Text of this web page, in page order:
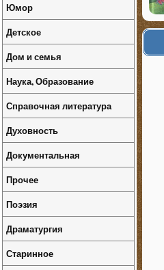
Юмор
Детское
Дом и семья
Наука, Образование
Справочная литература
Духовность
Документальная
Прочее
Поэзия
Драматургия
Старинное